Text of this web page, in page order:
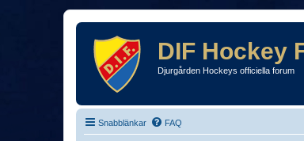
DIF Hockey
Djurgården Hockeys officiella forum
Snabblänkar FAQ